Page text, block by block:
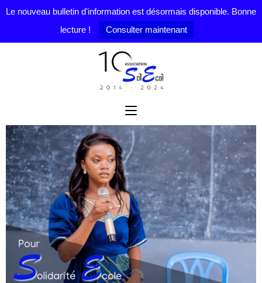
Le nouveau bulletin d'information est désormais disponible. Bonne
lecture !
Consulter maintenant